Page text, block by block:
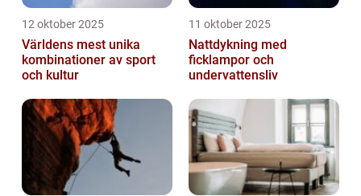
12 oktober 2025
Världens mest unika
kombinationer av sport
och kultur
11 oktober 2025
Nattdykning med
ficklampor och
undervattensliv